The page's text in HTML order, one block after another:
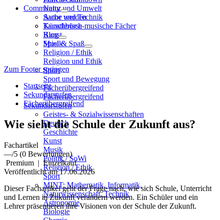
Natur und Umwelt
Sache und Technik
Künstlerisch-musische Fächer
Kunst
Musik
Religion / Ethik
Religion und Ethik
Sport
Sport und Bewegung
Fächerübergreifend
Fächerübergreifend
Sekundarstufen
Geistes- & Sozialwissenschaften
Deutsch
Geschichte
Kunst
Musik
Politik / SoWi
Religion / Ethik
Sport
MINT: Mathematik, Informatik,
Naturwissenschaft, Technik
Astronomie
Biologie
Community
Autor werden
Tauschbörse
Blog
Spiel & Spaß
Zum Footer springen
Startseite
Sekundarstufen
Fächerübergreifend
Wie sieht die Schule der Zukunft aus?
Fachartikel
—/5 (0 Bewertungen)
Premium | Einzelkauf
Veröffentlicht am 17.06.2026
Dieser Fachartikel geht der Frage nach, wie sich Schule, Unterricht
und Lernen in Zukunft verändern werden. Ein Schüler und ein
Lehrer präsentieren ihre Visionen von der Schule der Zukunft.